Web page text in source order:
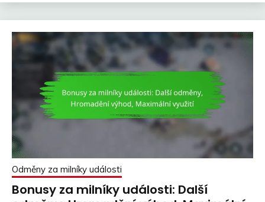
Odměny za milníky události
Bonusy za milníky události: Další